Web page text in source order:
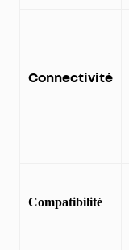
Connectivité
Compatibilité